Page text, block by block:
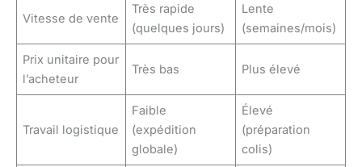
Vitesse de vente
Très rapide
(quelques jours)
Lente
(semaines/mois)
Prix unitaire pour
l’acheteur
Très bas Plus élevé
Travail logistique
Faible
(expédition
globale)
Élevé
(préparation
colis)